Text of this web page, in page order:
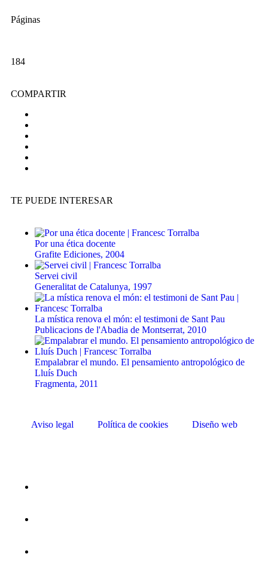
Páginas
184
COMPARTIR
TE PUEDE INTERESAR
Por una ética docente
Grafite Ediciones, 2004
Servei civil
Generalitat de Catalunya, 1997
La mística renova el món: el testimoni de Sant Pau
Publicacions de l'Abadia de Montserrat, 2010
Empalabrar el mundo. El pensamiento antropológico de
Lluís Duch
Fragmenta, 2011
Aviso legal Política de cookies Diseño web